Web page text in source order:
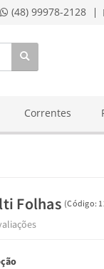
(48) 99978-2128
Correntes
Folhas (Código: